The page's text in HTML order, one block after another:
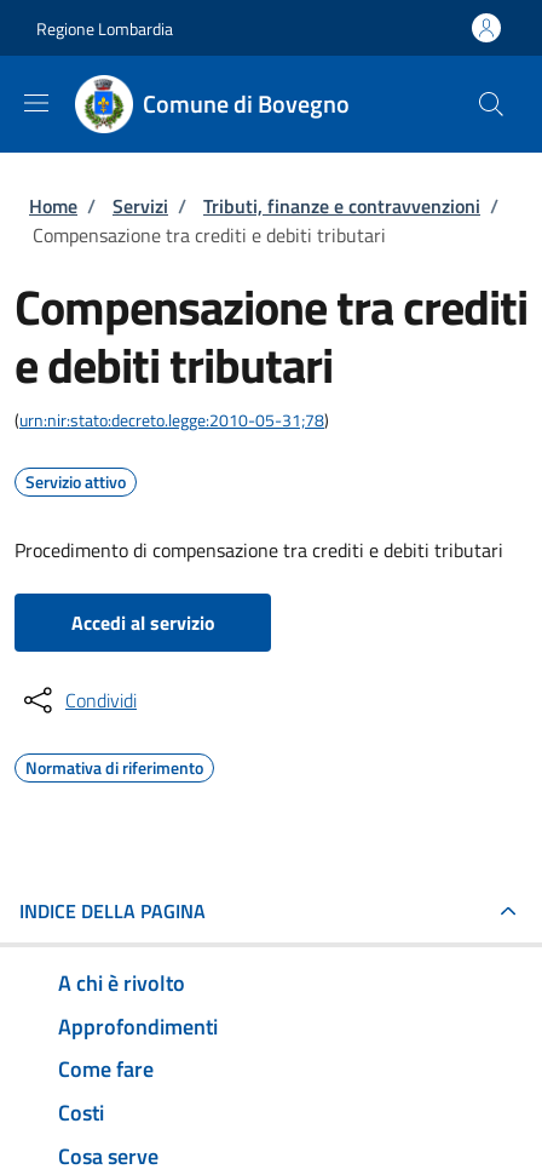
Regione Lombardia
Comune di Bovegno
Briciole di pane
Home / Servizi / Tributi, finanze e contravvenzioni /
Compensazione tra crediti e debiti tributari
Compensazione tra crediti
e debiti tributari
(urn:nir:stato:decreto.legge:2010-05-31;78)
Servizio attivo
Procedimento di compensazione tra crediti e debiti tributari
Accedi al servizio
Condividi
Normativa di riferimento
INDICE DELLA PAGINA
A chi è rivolto
Approfondimenti
Come fare
Costi
Cosa serve